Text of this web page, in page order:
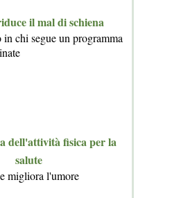
il mal di schiena
chi segue un programma
dell'attività fisica per la
salute
migliora l'umore